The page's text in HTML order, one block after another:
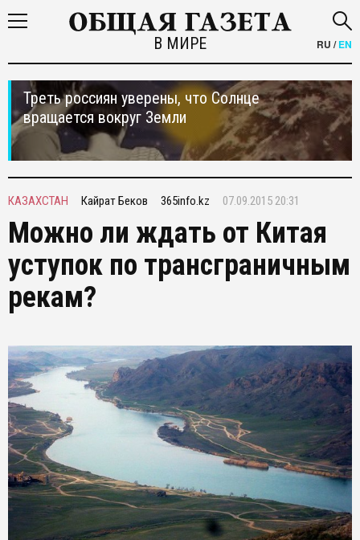
В МИРЕ RU /EN
Треть россиян уверены, что Солнце
вращается вокруг Земли
КАЗАХСТАН Кайрат Беков 365info.kz 07.09.2015 20:31
Можно ли ждать от Китая
уступок по трансграничным
рекам?